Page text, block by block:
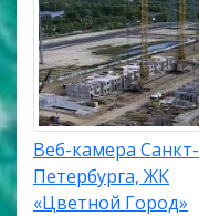
Веб-камера Санкт-
Петербурга, ЖК
«Цветной Город»